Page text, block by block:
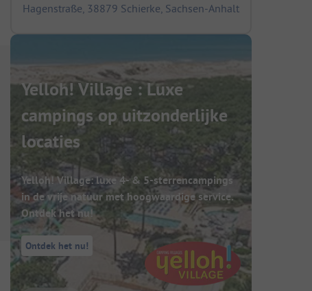
Hagenstraße, 38879 Schierke, Sachsen-Anhalt
Yelloh! Village : Luxe
campings op uitzonderlijke
locaties
Yelloh! Village: luxe 4- & 5-sterrencampings
in de vrije natuur met hoogwaardige service.
Ontdek het nu!
Ontdek het nu!